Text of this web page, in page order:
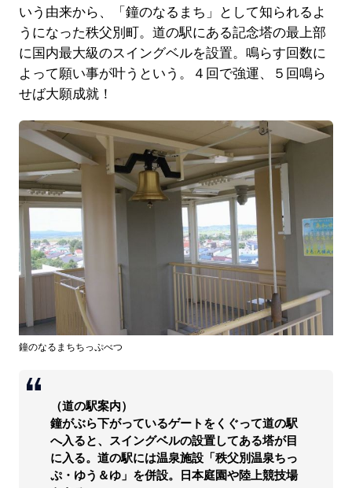
いう由来から、「鐘のなるまち」として知られるよ
うになった秩父別町。道の駅にある記念塔の最上部
に国内最大級のスイングベルを設置。鳴らす回数に
よって願い事が叶うという。４回で強運、５回鳴ら
せば大願成就！
鐘のなるまちちっぷべつ
（道の駅案内）
鐘がぶら下がっているゲートをくぐって道の駅
へ入ると、スイングベルの設置してある塔が目
に入る。道の駅には温泉施設「秩父別温泉ちっ
ぷ・ゆう＆ゆ」を併設。日本庭園や陸上競技場